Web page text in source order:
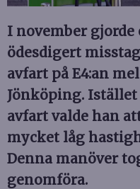
I november
ödesdigert
avfart på E4:an
Jönköping.
avfart valde han
mycket låg
Denna manöver
genomföra.